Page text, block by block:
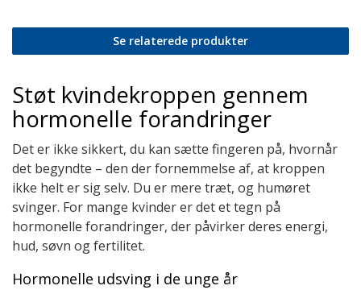
Se relaterede produkter
Støt kvindekroppen gennem
hormonelle forandringer
Det er ikke sikkert, du kan sætte fingeren på, hvornår
det begyndte – den der fornemmelse af, at kroppen
ikke helt er sig selv. Du er mere træt, og humøret
svinger. For mange kvinder er det et tegn på
hormonelle forandringer, der påvirker deres energi,
hud, søvn og fertilitet.
Hormonelle udsving i de unge år